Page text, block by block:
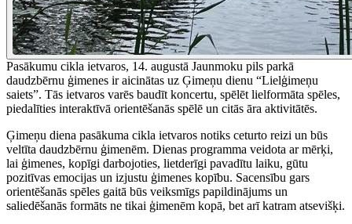
Pasākumu cikla ietvaros, 14. augustā Jaunmoku pils parkā
daudzbērnu ģimenes ir aicinātas uz Ģimeņu dienu “Lielģimeņu
saiets”. Tās ietvaros varēs baudīt koncertu, spēlēt lielformāta spēles,
piedalīties interaktīvā orientēšanās spēlē un citās āra aktivitātēs.
Ģimeņu diena pasākuma cikla ietvaros notiks ceturto reizi un būs
veltīta daudzbērnu ģimenēm. Dienas programma veidota ar mērķi,
lai ģimenes, kopīgi darbojoties, lietderīgi pavadītu laiku, gūtu
pozitīvas emocijas un izjustu ģimenes kopību. Sacensību gars
orientēšanās spēles gaitā būs veiksmīgs papildinājums un
saliedēšanās formāts ne tikai ģimenēm kopā, bet arī katram atsevišķi.